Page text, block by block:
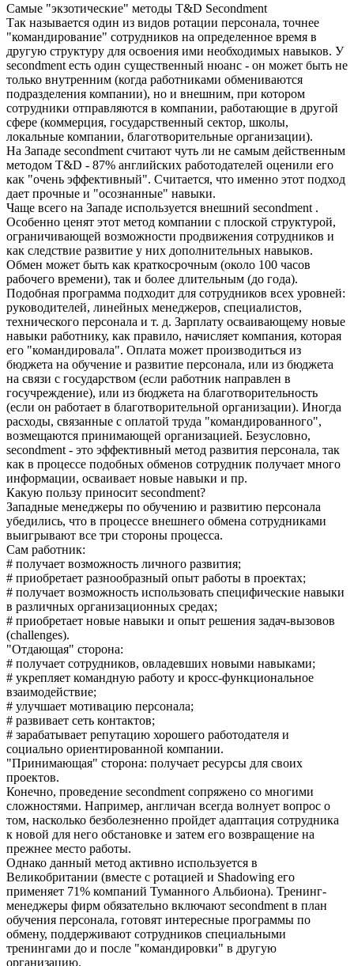
Самые "экзотические" методы T&D Secondment
Так называется один из видов ротации персонала, точнее
"командирование" сотрудников на определенное время в
другую структуру для освоения ими необходимых навыков. У
secondment есть один существенный нюанс - он может быть не
только внутренним (когда работниками обмениваются
подразделения компании), но и внешним, при котором
сотрудники отправляются в компании, работающие в другой
сфере (коммерция, государственный сектор, школы,
локальные компании, благотворительные организации).
На Западе secondment считают чуть ли не самым действенным
методом T&D - 87% английских работодателей оценили его
как "очень эффективный". Считается, что именно этот подход
дает прочные и "осознанные" навыки.
Чаще всего на Западе используется внешний secondment .
Особенно ценят этот метод компании с плоской структурой,
ограничивающей возможности продвижения сотрудников и
как следствие развитие у них дополнительных навыков.
Обмен может быть как краткосрочным (около 100 часов
рабочего времени), так и более длительным (до года).
Подобная программа подходит для сотрудников всех уровней:
руководителей, линейных менеджеров, специалистов,
технического персонала и т. д. Зарплату осваивающему новые
навыки работнику, как правило, начисляет компания, которая
его "командировала". Оплата может производиться из
бюджета на обучение и развитие персонала, или из бюджета
на связи с государством (если работник направлен в
госучреждение), или из бюджета на благотворительность
(если он работает в благотворительной организации). Иногда
расходы, связанные с оплатой труда "командированного",
возмещаются принимающей организацией. Безусловно,
secondment - это эффективный метод развития персонала, так
как в процессе подобных обменов сотрудник получает много
информации, осваивает новые навыки и пр.
Какую пользу приносит secondment?
Западные менеджеры по обучению и развитию персонала
убедились, что в процессе внешнего обмена сотрудниками
выигрывают все три стороны процесса.
Сам работник:
# получает возможность личного развития;
# приобретает разнообразный опыт работы в проектах;
# получает возможность использовать специфические навыки
в различных организационных средах;
# приобретает новые навыки и опыт решения задач-вызовов
(challenges).
"Отдающая" сторона:
# получает сотрудников, овладевших новыми навыками;
# укрепляет командную работу и кросс-функциональное
взаимодействие;
# улучшает мотивацию персонала;
# развивает сеть контактов;
# зарабатывает репутацию хорошего работодателя и
социально ориентированной компании.
"Принимающая" сторона: получает ресурсы для своих
проектов.
Конечно, проведение secondment сопряжено со многими
сложностями. Например, англичан всегда волнует вопрос о
том, насколько безболезненно пройдет адаптация сотрудника
к новой для него обстановке и затем его возвращение на
прежнее место работы.
Однако данный метод активно используется в
Великобритании (вместе c ротацией и Shadowing его
применяет 71% компаний Туманного Альбиона). Тренинг-
менеджеры фирм обязательно включают secondment в план
обучения персонала, готовят интересные программы по
обмену, поддерживают сотрудников специальными
тренингами до и после "командировки" в другую
организацию.